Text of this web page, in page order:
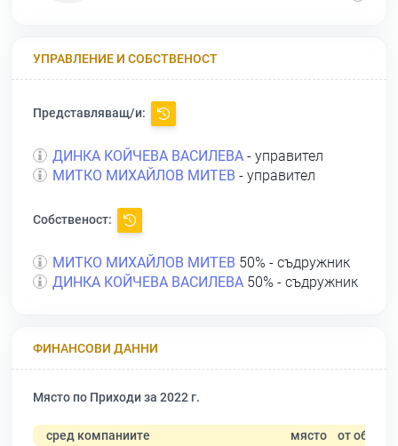
УПРАВЛЕНИЕ И СОБСТВЕНОСТ
Представляващ/и:
ДИНКА КОЙЧЕВА ВАСИЛЕВА - управител
МИТКО МИХАЙЛОВ МИТЕВ - управител
Собственост:
МИТКО МИХАЙЛОВ МИТЕВ 50% - съдружник
ДИНКА КОЙЧЕВА ВАСИЛЕВА 50% - съдружник
ФИНАНСОВИ ДАННИ
Място по Приходи за 2022 г.
сред компаниите място от общо